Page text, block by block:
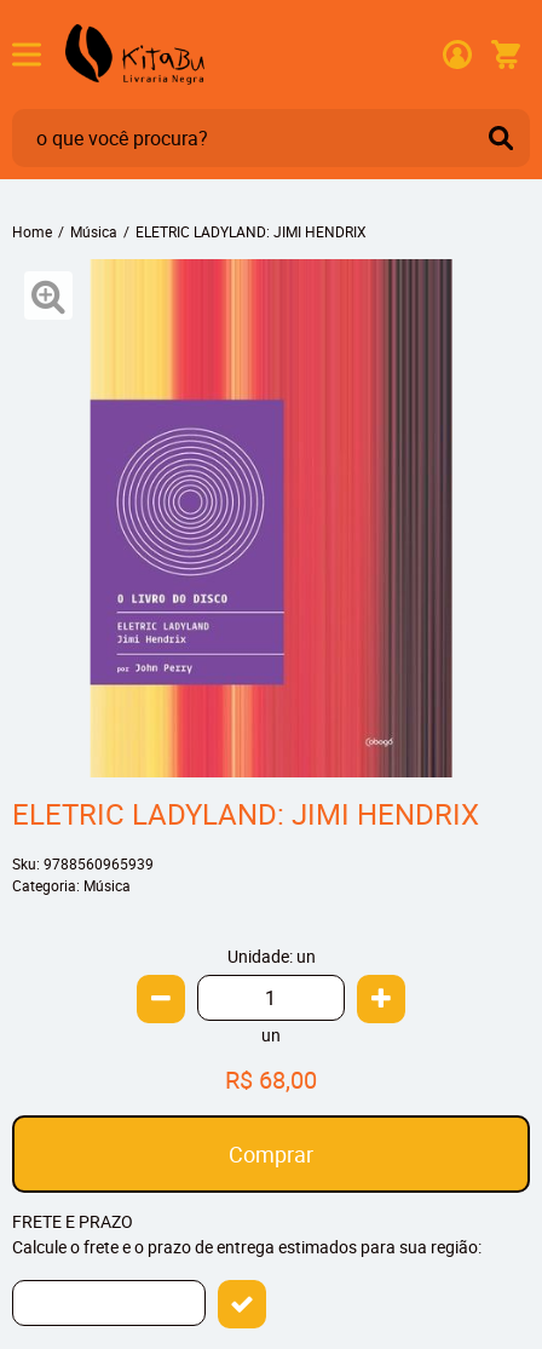
Home Música ELETRIC LADYLAND: JIMI HENDRIX
ELETRIC LADYLAND: JIMI HENDRIX
Sku: 9788560965939
Categoria: Música
Unidade: un
un
R$ 68,00
Comprar
FRETE E PRAZO
Calcule o frete e o prazo de entrega estimados para sua região: